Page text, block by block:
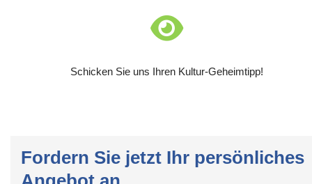
Schicken Sie uns Ihren Kultur-Geheimtipp!
Fordern Sie jetzt Ihr persönliches